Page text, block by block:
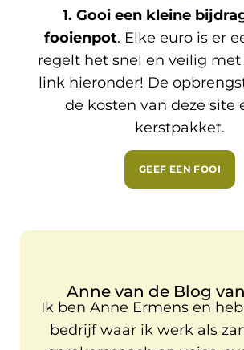
1. Gooi een kleine
fooienpot. Elke euro is er
regelt het snel en veilig met
link hieronder! De
de kosten van deze site
kerstpakket.
GEEF EEN FOOI
Anne van de Blog
Ik ben Anne Ermens en
bedrijf waar ik werk als